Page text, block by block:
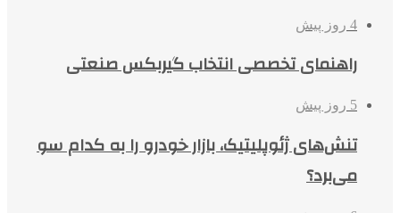
4 روز پیش
راهنمای تخصصی انتخاب گیربکس صنعتی
5 روز پیش
تنش‌های ژئوپلیتیک، بازار خودرو را به کدام سو
می‌برد؟